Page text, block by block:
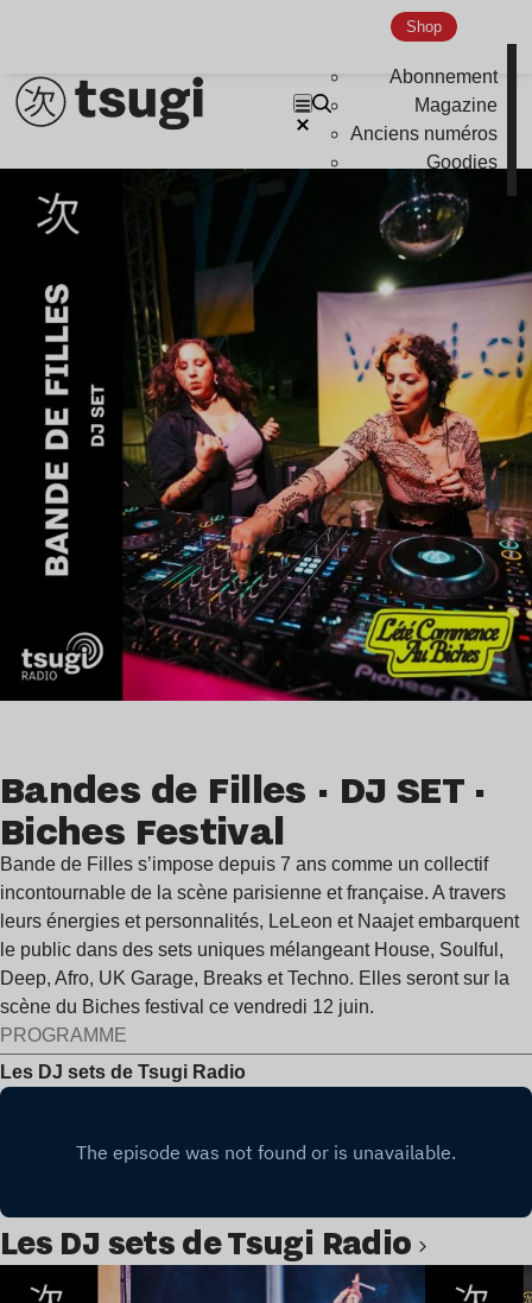
Shop
Abonnement
Magazine
Anciens numéros
Goodies
Bandes de Filles · DJ SET ·
Biches Festival
Bande de Filles s’impose depuis 7 ans comme un collectif
incontournable de la scène parisienne et française. A travers
leurs énergies et personnalités, LeLeon et Naajet embarquent
le public dans des sets uniques mélangeant House, Soulful,
Deep, Afro, UK Garage, Breaks et Techno. Elles seront sur la
scène du Biches festival ce vendredi 12 juin.
PROGRAMME
Les DJ sets de Tsugi Radio
Les DJ sets de Tsugi Radio
Lire l’article